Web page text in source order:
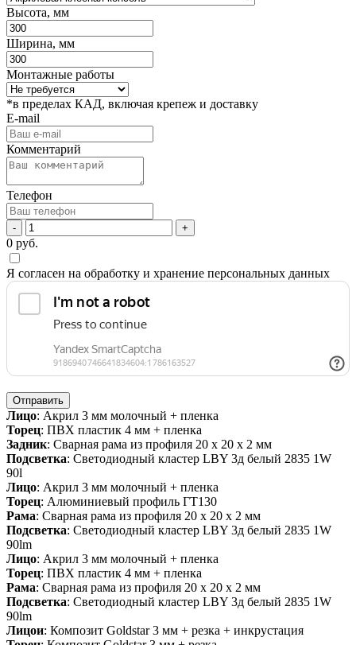
Высота, мм
Ширина, мм
Монтажные работы
*в пределах КАД, включая крепеж и доставку
E-mail
Комментарий
Телефон
- +
0 руб.
Я согласен на обработку и хранение персональных данных
Отправить
Лицо: Акрил 3 мм молочный + пленка
Торец: ПВХ пластик 4 мм + пленка
Задник: Сварная рама из профиля 20 х 20 х 2 мм
Подсветка: Светодиодный кластер LBY 3д белый 2835 1W
90l
Лицо: Акрил 3 мм молочный + пленка
Торец: Алюминиевый профиль ГТ130
Рама: Сварная рама из профиля 20 х 20 х 2 мм
Подсветка: Светодиодный кластер LBY 3д белый 2835 1W
90lm
Лицо: Акрил 3 мм молочный + пленка
Торец: ПВХ пластик 4 мм + пленка
Рама: Сварная рама из профиля 20 х 20 х 2 мм
Подсветка: Светодиодный кластер LBY 3д белый 2835 1W
90lm
Лицои: Композит Goldstar 3 мм + резка + инкрустация